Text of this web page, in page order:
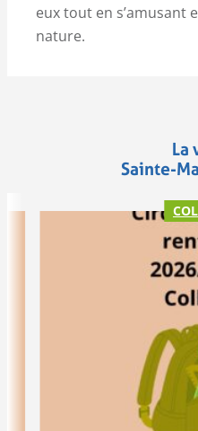
eux tout en s’amusant
nature.
La
Sainte-